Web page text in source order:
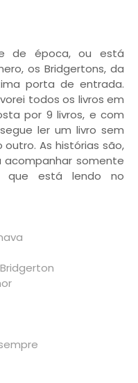
de época, ou está
os Bridgertons, da
porta de entrada.
todos os livros em
por 9 livros, e com
ler um livro sem
As histórias são,
acompanhar somente
que está lendo no